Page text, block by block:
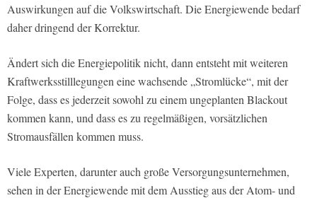
Auswirkungen auf die Volkswirtschaft. Die Energiewende bedarf
daher dringend der Korrektur.
Ändert sich die Energiepolitik nicht, dann entsteht mit weiteren
Kraftwerksstilllegungen eine wachsende „Stromlücke“, mit der
Folge, dass es jederzeit sowohl zu einem ungeplanten Blackout
kommen kann, und dass es zu regelmäßigen, vorsätzlichen
Stromausfällen kommen muss.
Viele Experten, darunter auch große Versorgungsunternehmen,
sehen in der Energiewende mit dem Ausstieg aus der Atom- und